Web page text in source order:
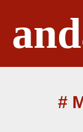
springen
#